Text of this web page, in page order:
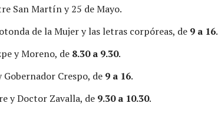
San Martín y 25 de Mayo.
de la Mujer y las letras corpóreas, de 9 a 16.
y Moreno, de 8.30 a 9.30.
Gobernador Crespo, de 9 a 16.
y Doctor Zavalla, de 9.30 a 10.30.